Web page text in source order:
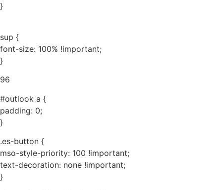
}
sup {
font-size: 100% !important;
}
96
#outlook a {
padding: 0;
}
.es-button {
mso-style-priority: 100 !important;
text-decoration: none !important;
}